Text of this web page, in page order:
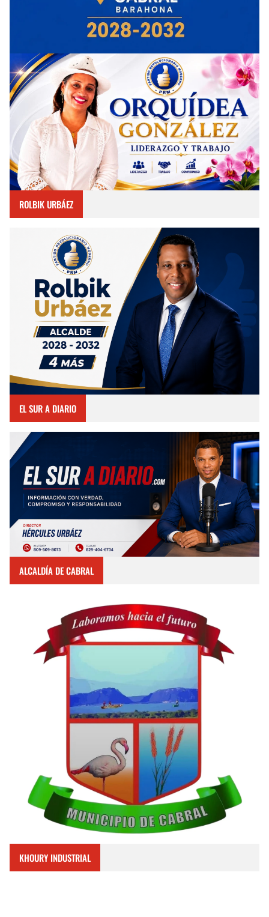
ROLBIK URBÁEZ
EL SUR A DIARIO
ALCALDÍA DE CABRAL
KHOURY INDUSTRIAL